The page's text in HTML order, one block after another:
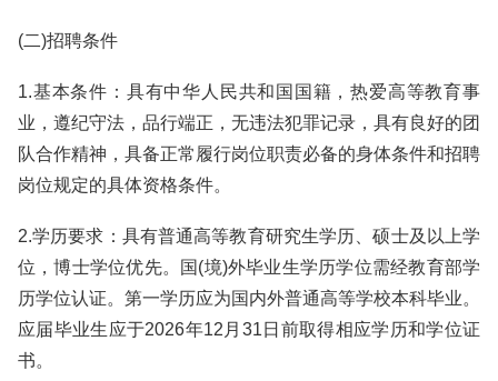
(二)招聘条件
1.基本条件：具有中华人民共和国国籍，热爱高等教育事
业，遵纪守法，品行端正，无违法犯罪记录，具有良好的团
队合作精神，具备正常履行岗位职责必备的身体条件和招聘
岗位规定的具体资格条件。
2.学历要求：具有普通高等教育研究生学历、硕士及以上学
位，博士学位优先。国(境)外毕业生学历学位需经教育部学
历学位认证。第一学历应为国内外普通高等学校本科毕业。
应届毕业生应于2026年12月31日前取得相应学历和学位证
书。